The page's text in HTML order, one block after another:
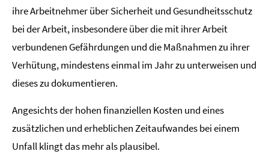
ihre Arbeitnehmer über Sicherheit und Gesundheitsschutz
bei der Arbeit, insbesondere über die mit ihrer Arbeit
verbundenen Gefährdungen und die Maßnahmen zu ihrer
Verhütung, mindestens einmal im Jahr zu unterweisen und
dieses zu dokumentieren.
Angesichts der hohen finanziellen Kosten und eines
zusätzlichen und erheblichen Zeitaufwandes bei einem
Unfall klingt das mehr als plausibel.